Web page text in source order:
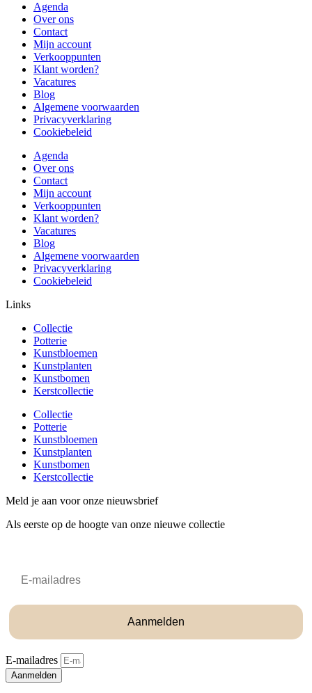
Agenda
Over ons
Contact
Mijn account
Verkooppunten
Klant worden?
Vacatures
Blog
Algemene voorwaarden
Privacyverklaring
Cookiebeleid
Agenda
Over ons
Contact
Mijn account
Verkooppunten
Klant worden?
Vacatures
Blog
Algemene voorwaarden
Privacyverklaring
Cookiebeleid
Links
Collectie
Potterie
Kunstbloemen
Kunstplanten
Kunstbomen
Kerstcollectie
Collectie
Potterie
Kunstbloemen
Kunstplanten
Kunstbomen
Kerstcollectie
Meld je aan voor onze nieuwsbrief
Als eerste op de hoogte van onze nieuwe collectie
Aanmelden
E-mailadres
Aanmelden